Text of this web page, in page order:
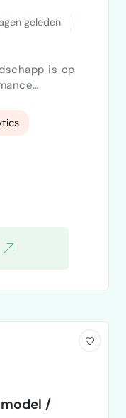
geleden
is op
en willen
met
/